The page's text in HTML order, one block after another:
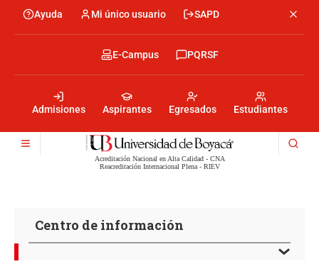
contenido
Menu
encabezado
Ayuda Mi único usuario SAPD
encabezado
Admisiones Aspirantes Egresados Estudiantes
Menu
encabezado
-
Derecha
E-Campus PQRSF
Menú
Acreditación Nacional en Alta Calidad - CNA
Reacreditación Internacional Plena - RIEV
Centro de información